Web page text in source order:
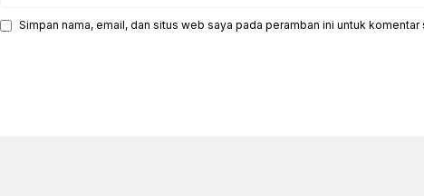
Simpan nama, email, dan situs web saya pada peramban ini untuk komentar